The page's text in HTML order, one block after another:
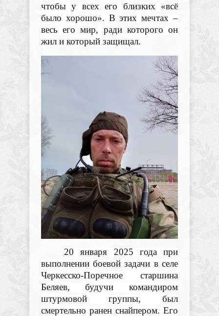
чтобы у всех его близких «всё
было хорошо». В этих мечтах –
весь его мир, ради которого он
жил и который защищал.
20 января 2025 года при
выполнении боевой задачи в селе
Черкесско-Поречное старшина
Беляев, будучи командиром
штурмовой группы, был
смертельно ранен снайпером. Его